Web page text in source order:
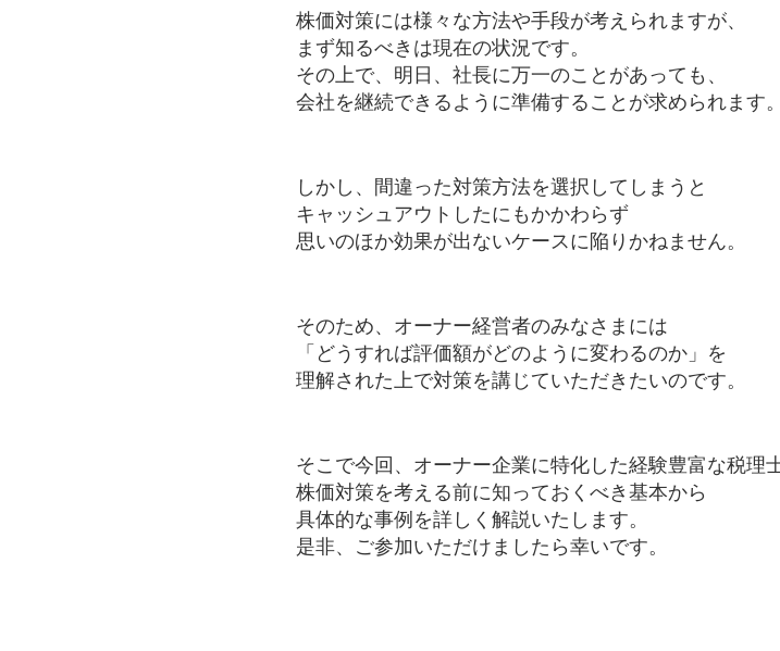
株価対策には様々な方法や手段が考えられますが、
まず知るべきは現在の状況です。
その上で、明日、社長に万一のことがあっても、
会社を継続できるように準備することが求められます。
しかし、間違った対策方法を選択してしまうと
キャッシュアウトしたにもかかわらず
思いのほか効果が出ないケースに陥りかねません。
そのため、オーナー経営者のみなさまには
「どうすれば評価額がどのように変わるのか」を
理解された上で対策を講じていただきたいのです。
そこで今回、オーナー企業に特化した経験豊富な税理士
株価対策を考える前に知っておくべき基本から
具体的な事例を詳しく解説いたします。
是非、ご参加いただけましたら幸いです。